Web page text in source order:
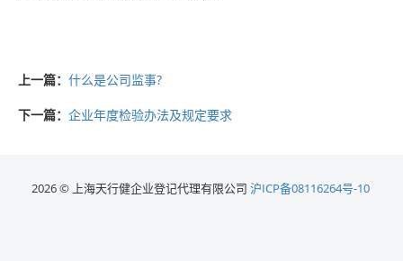
上一篇： 什么是公司监事?
下一篇： 企业年度检验办法及规定要求
2026 © 上海天行健企业登记代理有限公司 沪ICP备08116264号-10